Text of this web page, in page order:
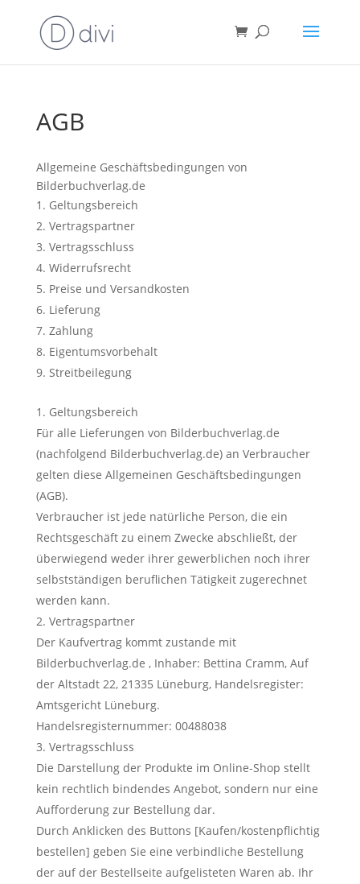
AGB
Allgemeine Geschäftsbedingungen von
Bilderbuchverlag.de
Geltungsbereich
Vertragspartner
Vertragsschluss
Widerrufsrecht
Preise und Versandkosten
Lieferung
Zahlung
Eigentumsvorbehalt
Streitbeilegung
Geltungsbereich
Für alle Lieferungen von Bilderbuchverlag.de
(nachfolgend Bilderbuchverlag.de) an Verbraucher
gelten diese Allgemeinen Geschäftsbedingungen
(AGB).
Verbraucher ist jede natürliche Person, die ein
Rechtsgeschäft zu einem Zwecke abschließt, der
überwiegend weder ihrer gewerblichen noch ihrer
selbstständigen beruflichen Tätigkeit zugerechnet
werden kann.
Vertragspartner
Der Kaufvertrag kommt zustande mit
Bilderbuchverlag.de , Inhaber: Bettina Cramm, Auf
der Altstadt 22, 21335 Lüneburg, Handelsregister:
Amtsgericht Lüneburg.
Handelsregisternummer: 00488038
Vertragsschluss
Die Darstellung der Produkte im Online-Shop stellt
kein rechtlich bindendes Angebot, sondern nur eine
Aufforderung zur Bestellung dar.
Durch Anklicken des Buttons [Kaufen/kostenpflichtig
bestellen] geben Sie eine verbindliche Bestellung
der auf der Bestellseite aufgelisteten Waren ab. Ihr